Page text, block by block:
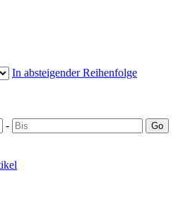
In absteigender Reihenfolge
-
Go